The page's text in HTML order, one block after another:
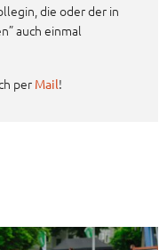
die oder der in
auch einmal
per Mail!